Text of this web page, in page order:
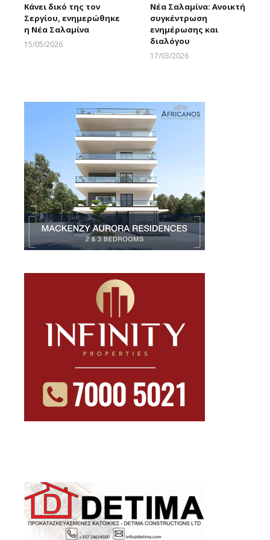
Κάνει δικό της τον
Σεργίου, ενημερώθηκε
η Νέα Σαλαμίνα
15/05/2026
Νέα Σαλαμίνα: Ανοικτή
συγκέντρωση
ενημέρωσης και
διαλόγου
17/03/2026